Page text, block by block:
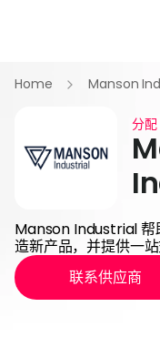
Home Manson
分配
Manson Industrial 帮
造新产品，并提供一站
联系供应商